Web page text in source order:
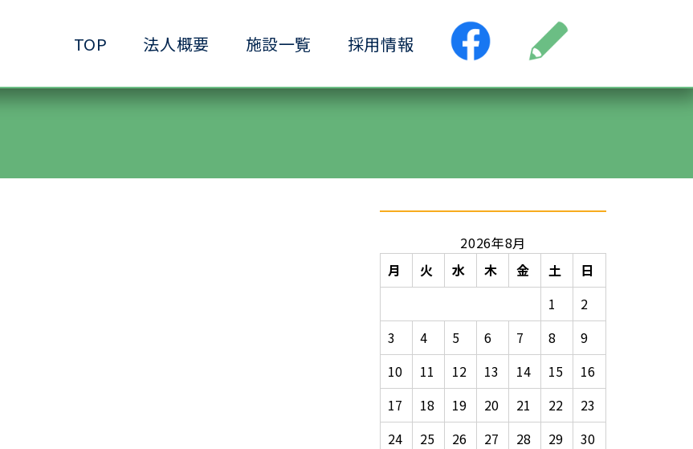
TOP 法人概要 施設一覧
●小規模ケアハウス ●共生サービスホーム
●居宅介護支援事業所
●ショートステイ清水ヶ丘 ●生活支援ホーム清水ヶ丘
●認知症デイサービス清水ヶ丘
採用情報
2026年8月
月
火 水 木 金 土
日
1
2
3
4 5 6 7 8
9
10
11 12 13 14 15
16
17
18 19 20 21 22
23
24
25 26 27 28 29
30